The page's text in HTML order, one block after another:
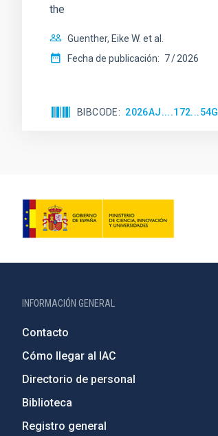
the
Guenther, Eike W. et al.
Fecha de publicación: 7 2026
BIBCODE 2026AJ....172...54G
INFORMACIÓN GENERAL
Contacto
Cómo llegar al IAC
Directorio de personal
Biblioteca
Registro general